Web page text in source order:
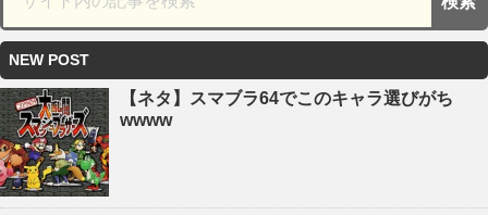
NEW POST
【ネタ】スマブラ64でこのキャラ選びがち
wwww